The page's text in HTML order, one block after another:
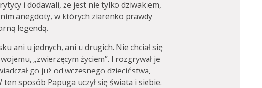
i dodawali, że jest nie tylko dziwakiem,
anegdoty, w których ziarenko prawdy
legendą.
ani u jednych, ani u drugich. Nie chciał się
„zwierzęcym życiem”. I rozgrywał je
go już od wczesnego dzieciństwa,
ten sposób Papuga uczył się świata i siebie.